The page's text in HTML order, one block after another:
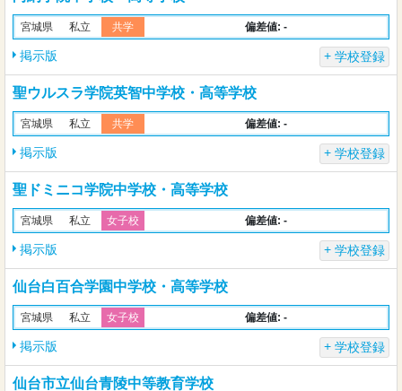
宮城県 私立 共学 偏差値: -
掲示版 学校登録
聖ウルスラ学院英智中学校・高等学校
宮城県 私立 共学 偏差値: -
掲示版 学校登録
聖ドミニコ学院中学校・高等学校
宮城県 私立 女子校 偏差値: -
掲示版 学校登録
仙台白百合学園中学校・高等学校
宮城県 私立 女子校 偏差値: -
掲示版 学校登録
仙台市立仙台青陵中等教育学校